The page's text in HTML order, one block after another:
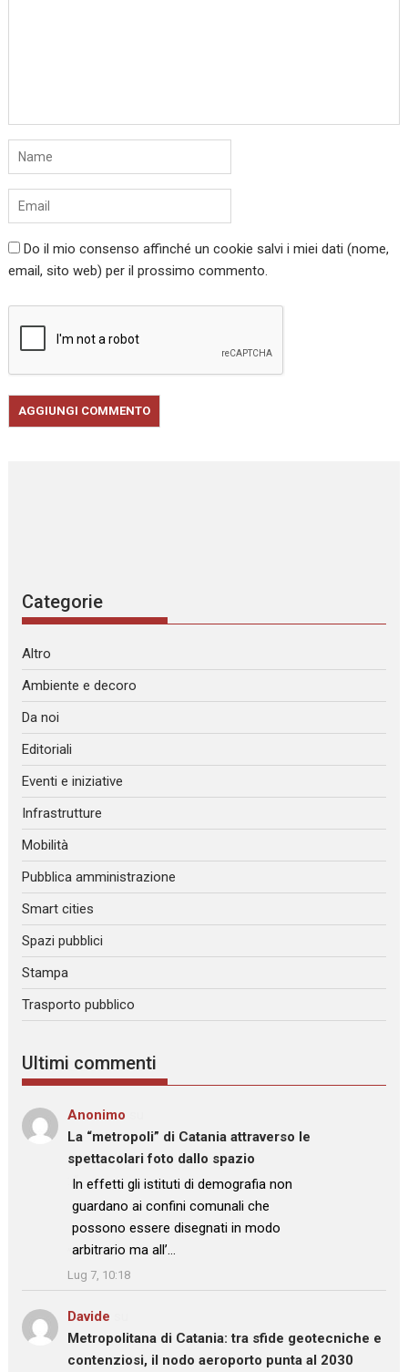
Do il mio consenso affinché un cookie salvi i miei dati (nome,
email, sito web) per il prossimo commento.
Categorie
Altro
Ambiente e decoro
Da noi
Editoriali
Eventi e iniziative
Infrastrutture
Mobilità
Pubblica amministrazione
Smart cities
Spazi pubblici
Stampa
Trasporto pubblico
Ultimi commenti
Anonimo
La “metropoli” di Catania attraverso le
spettacolari foto dallo spazio
: “In effetti gli istituti di demografia non
guardano ai confini comunali che
possono essere disegnati in modo
arbitrario ma all’…
”
Lug 7, 10:18
Davide
Metropolitana di Catania: tra sfide geotecniche e
contenziosi, il nodo aeroporto punta al 2030